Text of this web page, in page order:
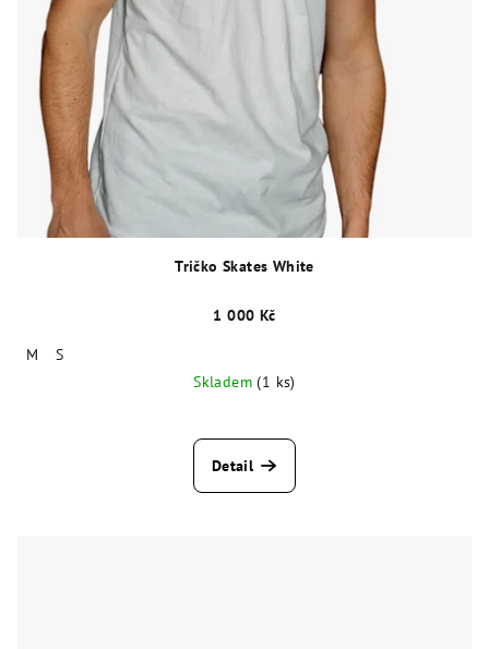
Tričko Skates White
1 000 Kč
M
S
Skladem(1 ks)
Detail